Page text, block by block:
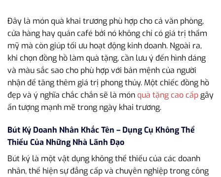
Đây là món quà khai trương phù hợp cho cả văn phòng,
cửa hàng hay quán café bởi nó không chỉ có giá trị thẩm
mỹ mà còn giúp tối ưu hoạt động kinh doanh. Ngoài ra,
khi chọn đồng hồ làm quà tặng, cần lưu ý đến hình dáng
và màu sắc sao cho phù hợp với bản mệnh của người
nhận để tăng thêm giá trị phong thủy. Một chiếc đồng hồ
đẹp và ý nghĩa chắc chắn sẽ là món quà tặng cao cấp gây
ấn tượng mạnh mẽ trong ngày khai trương.
Bút Ký Doanh Nhân Khắc Tên – Dụng Cụ Không Thể
Thiếu Của Những Nhà Lãnh Đạo
Bút ký là một vật dụng không thể thiếu của các doanh
nhân, thể hiện sự đẳng cấp và chuyên nghiệp trong công